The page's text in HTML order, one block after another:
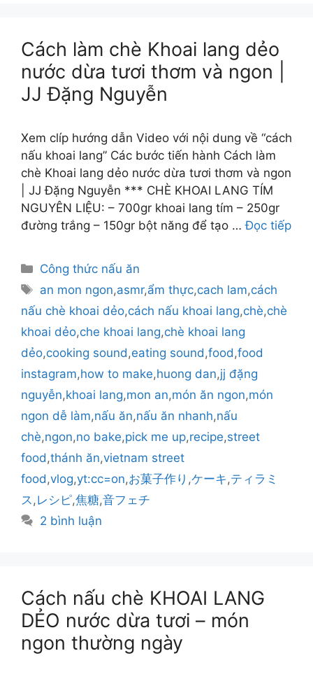
Cách làm chè Khoai lang dẻo
nước dừa tươi thơm và ngon |
JJ Đặng Nguyễn
Xem clíp hướng dẫn Video với nội dung về “cách
nấu khoai lang” Các bước tiến hành Cách làm
chè Khoai lang dẻo nước dừa tươi thơm và ngon
| JJ Đặng Nguyễn *** CHÈ KHOAI LANG TÍM
NGUYÊN LIỆU: – 700gr khoai lang tím – 250gr
đường trắng – 150gr bột năng để tạo …Đọc tiếp
Danh
mục
Công thức nấu ăn
Thẻ
an mon ngon,asmr,ẩm thực,cach lam,cách
nấu chè khoai dẻo,cách nấu khoai lang,chè,chè
khoai dẻo,che khoai lang,chè khoai lang
dẻo,cooking sound,eating sound,food,food
instagram,how to make,huong dan,jj đặng
nguyễn,khoai lang,mon an,món ăn ngon,món
ngon dễ làm,nấu ăn,nấu ăn nhanh,nấu
chè,ngon,no bake,pick me up,recipe,street
food,thánh ăn,vietnam street
food,vlog,yt:cc=on,お菓子作り ,ケーキ,ティラミ
ス,レシピ,焦糖,音フェチ
2 bình luận
Cách nấu chè KHOAI LANG
DẺO nước dừa tươi – món
ngon thường ngày